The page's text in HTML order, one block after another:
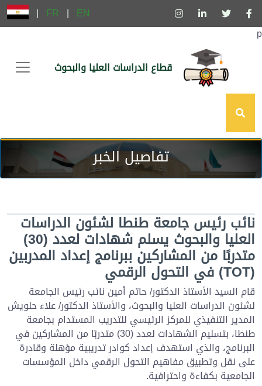
EN
|
FR
|
p
قطاع الدراسات العليا والبحوث
تفاصيل الخبر
نائب رئيس جامعة طنطا لشئون الدراسات
العليا والبحوث يسلم شهادات لعدد (30)
متدربًا من المشاركين ببرنامج إعداد المدربين
(TOT) في التحول الرقمي
قام السيد الأستاذ الدكتور/ حاتم أمين نائب رئيس الجامعة
لشئون الدراسات العليا والبحوث، والأستاذ الدكتور/ علاء حلويش
المدير التنفيذي للمركز الرئيسي للتدريب المستدام بجامعة
طنطا، بتسليم الشهادات لعدد (30) متدربًا من المشاركين في
البرنامج، والذي استهدف إعداد كوادر تدريبية مؤهلة وقادرة
على نقل وتطبيق مفاهيم التحول الرقمي داخل المؤسسات
الجامعية بكفاءة واحترافية.